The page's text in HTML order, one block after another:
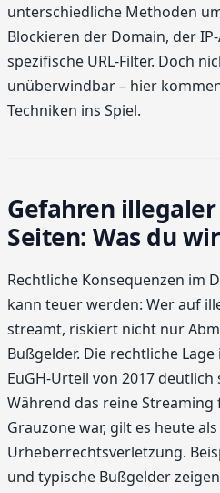
unterschiedliche Methoden
Blockieren der Domain, der
spezifische URL-Filter. Doch
unüberwindbar – hier
Techniken ins Spiel.
Gefahren
Seiten: Was du
Rechtliche Konsequenzen im
kann teuer werden: Wer auf
streamt, riskiert nicht nur
Bußgelder. Die rechtliche
EuGH-Urteil von 2017
Während das reine
Grauzone war, gilt es heute
Urheberrechtsverletzung.
und typische Bußgelder